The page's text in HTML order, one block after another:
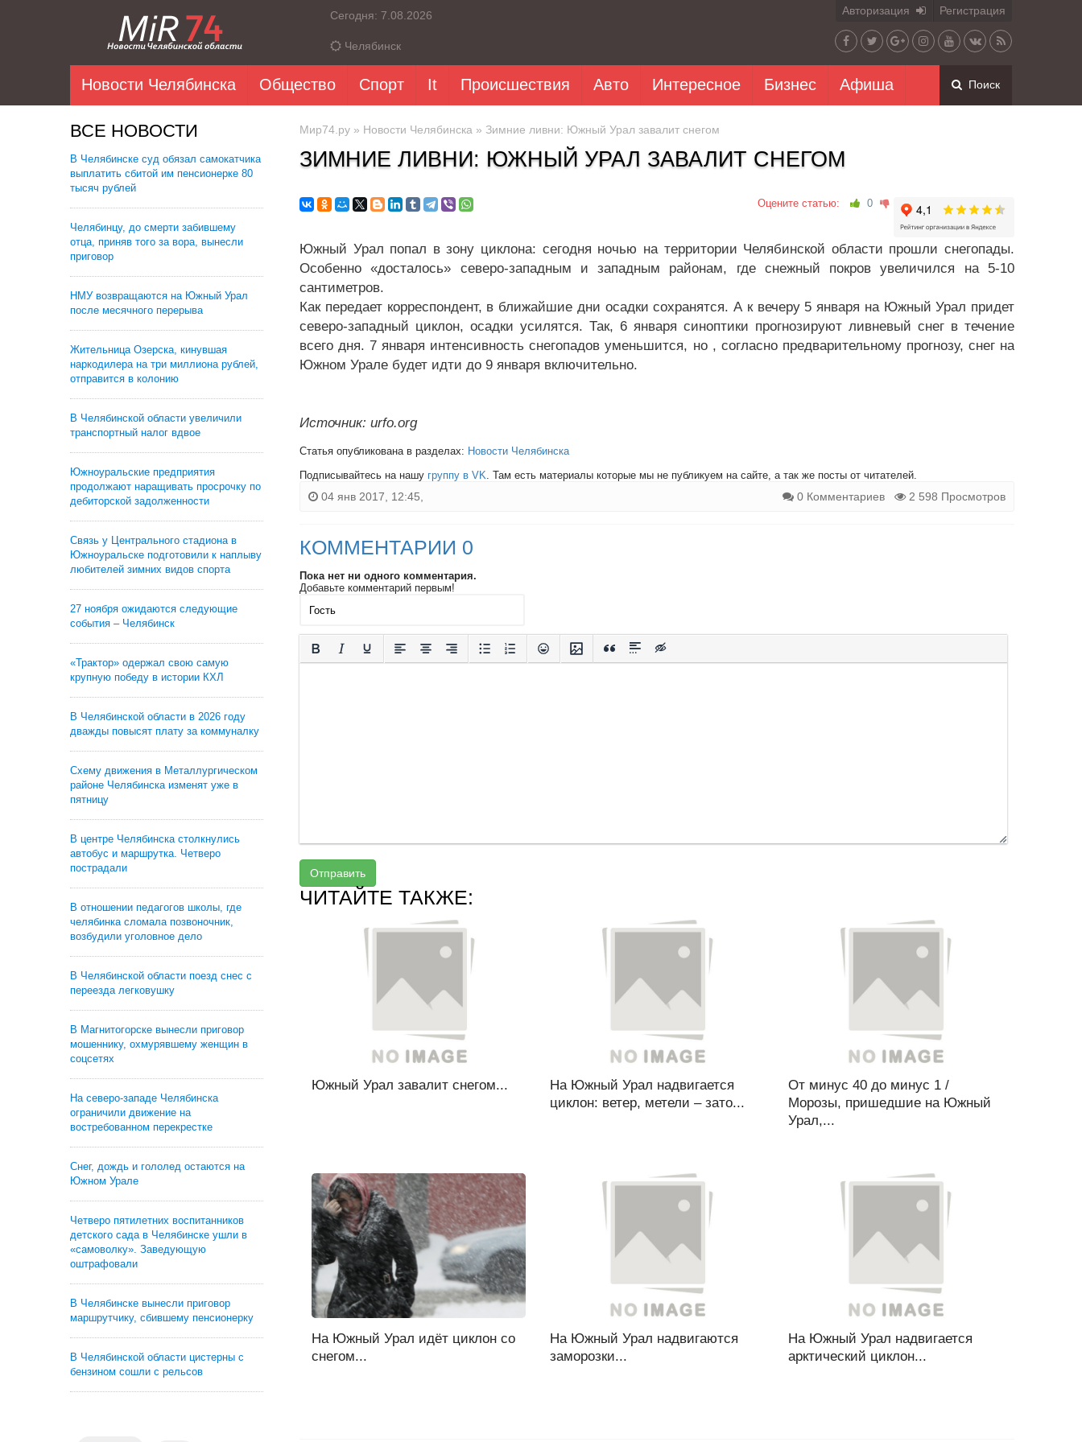
Сегодня: 7.08.2026
Челябинск
Авторизация Регистрация
Новости Челябинска Общество Спорт It Происшествия Авто Интересное Бизнес Афиша Поиск
ВСЕ НОВОСТИ
В Челябинске суд обязал самокатчика
выплатить сбитой им пенсионерке 80
тысяч рублей
Челябинцу, до смерти забившему
отца, приняв того за вора, вынесли
приговор
НМУ возвращаются на Южный Урал
после месячного перерыва
Жительница Озерска, кинувшая
наркодилера на три миллиона рублей,
отправится в колонию
В Челябинской области увеличили
транспортный налог вдвое
Южноуральские предприятия
продолжают наращивать просрочку по
дебиторской задолженности
Связь у Центрального стадиона в
Южноуральске подготовили к наплыву
любителей зимних видов спорта
27 ноября ожидаются следующие
события – Челябинск
«Трактор» одержал свою самую
крупную победу в истории КХЛ
В Челябинской области в 2026 году
дважды повысят плату за коммуналку
Схему движения в Металлургическом
районе Челябинска изменят уже в
пятницу
В центре Челябинска столкнулись
автобус и маршрутка. Четверо
пострадали
В отношении педагогов школы, где
челябинка сломала позвоночник,
возбудили уголовное дело
В Челябинской области поезд снес с
переезда легковушку
В Магнитогорске вынесли приговор
мошеннику, охмурявшему женщин в
соцсетях
На северо-западе Челябинска
ограничили движение на
востребованном перекрестке
Снег, дождь и гололед остаются на
Южном Урале
Четверо пятилетних воспитанников
детского сада в Челябинске ушли в
«самоволку». Заведующую
оштрафовали
В Челябинске вынесли приговор
маршрутчику, сбившему пенсионерку
В Челябинской области цистерны с
бензином сошли с рельсов
Мир74.ру » Новости Челябинска » Зимние ливни: Южный Урал завалит снегом
ЗИМНИЕ ЛИВНИ: ЮЖНЫЙ УРАЛ ЗАВАЛИТ СНЕГОМ
Оцените статью: 0
Южный Урал попал в зону циклона: сегодня ночью на территории Челябинской области прошли снегопады.
Особенно «досталось» северо-западным и западным районам, где снежный покров увеличился на 5-10
сантиметров.
Как передает корреспондент, в ближайшие дни осадки сохранятся. А к вечеру 5 января на Южный Урал придет
северо-западный циклон, осадки усилятся. Так, 6 января синоптики прогнозируют ливневый снег в течение
всего дня. 7 января интенсивность снегопадов уменьшится, но , согласно предварительному прогнозу, снег на
Южном Урале будет идти до 9 января включительно.
Источник: urfo.org
Статья опубликована в разделах: Новости Челябинска
Подписывайтесь на нашу группу в VK. Там есть материалы которые мы не публикуем на сайте, а так же посты от читателей.
04 янв 2017, 12:45, 0 Комментариев 2 598 Просмотров
КОММЕНТАРИИ 0
Пока нет ни одного комментария.
Добавьте комментарий первым!
Отправить
ЧИТАЙТЕ ТАКЖЕ:
Южный Урал завалит снегом...
На Южный Урал надвигается
циклон: ветер, метели – зато...
От минус 40 до минус 1 /
Морозы, пришедшие на Южный
Урал,...
На Южный Урал идёт циклон со
снегом...
На Южный Урал надвигаются
заморозки...
На Южный Урал надвигается
арктический циклон...